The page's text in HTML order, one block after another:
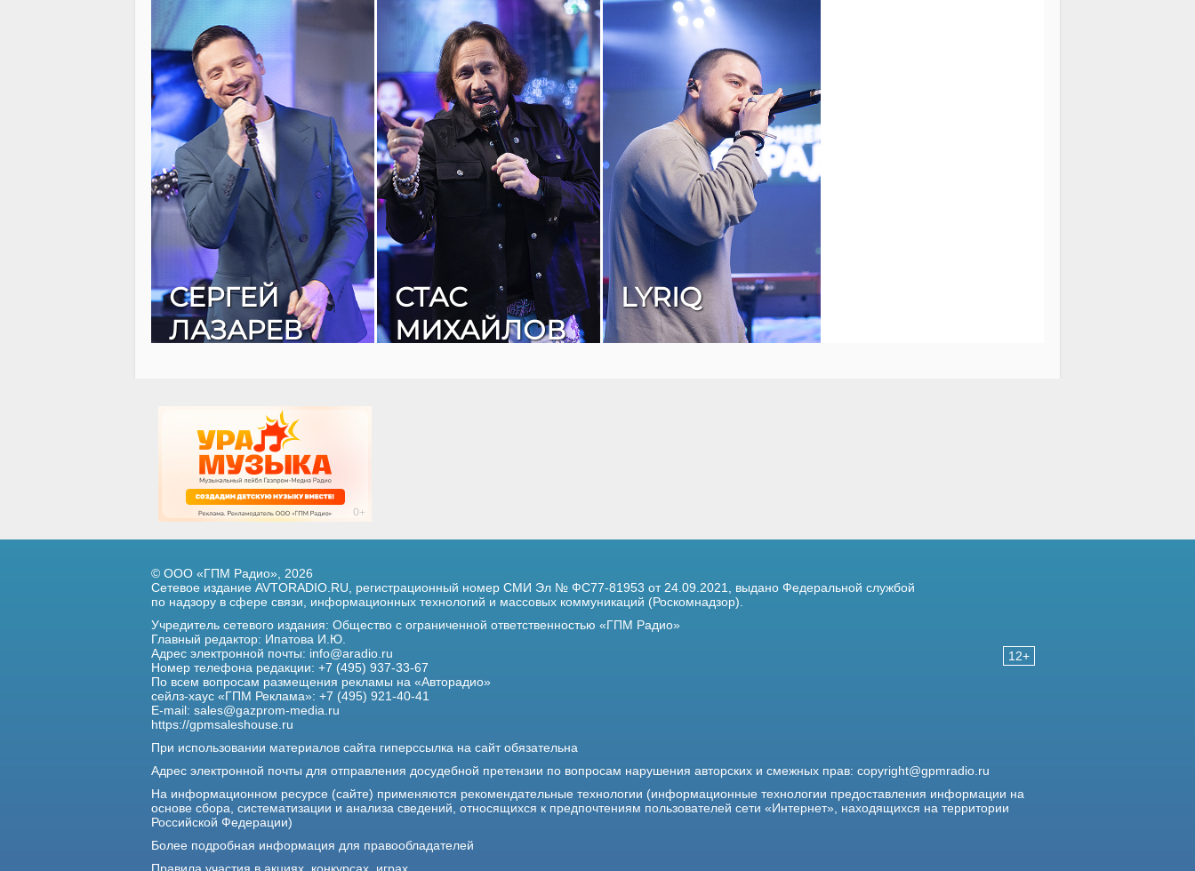
СЕРГЕЙ
ЛАЗАРЕВ
СТАС
МИХАЙЛОВ
LYRIQ
12+
© ООО «ГПМ Радио», 2026
Сетевое издание AVTORADIO.RU, регистрационный номер СМИ Эл № ФС77-81953 от 24.09.2021,
выдано Федеральной службой
по надзору в сфере связи,
информационных технологий и массовых коммуникаций (Роскомнадзор).
Учредитель сетевого издания: Общество с ограниченной ответственностью «ГПМ Радио»
Главный редактор: Ипатова И.Ю.
Адрес электронной почты: info@aradio.ru
Номер телефона редакции: +7 (495) 937-33-67
По всем вопросам размещения рекламы на «Авторадио»
сейлз-хаус «ГПМ Реклама»: +7 (495) 921-40-41
E-mail: sales@gazprom-media.ru
https://gpmsaleshouse.ru
При использовании материалов сайта гиперссылка на сайт обязательна
Адрес электронной почты для отправления досудебной претензии по вопросам нарушения авторских и смежных прав: copyright@gpmradio.ru
На информационном ресурсе (сайте) применяются рекомендательные технологии (информационные технологии предоставления информации на
основе сбора, систематизации и анализа сведений, относящихся к предпочтениям пользователей сети «Интернет», находящихся на территории
Российской Федерации)
Более подробная информация для правообладателей